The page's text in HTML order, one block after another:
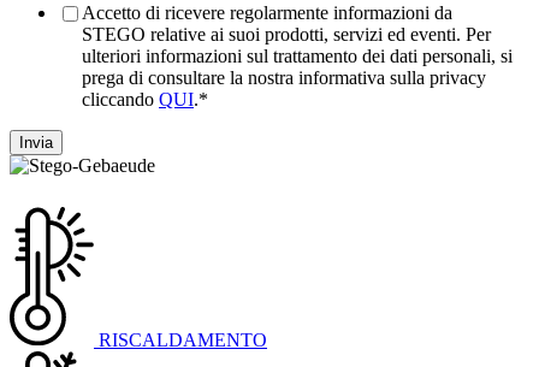
Accetto di ricevere regolarmente informazioni da
STEGO relative ai suoi prodotti, servizi ed eventi. Per
ulteriori informazioni sul trattamento dei dati personali, si
prega di consultare la nostra informativa sulla privacy
cliccando QUI.*
RISCALDAMENTO